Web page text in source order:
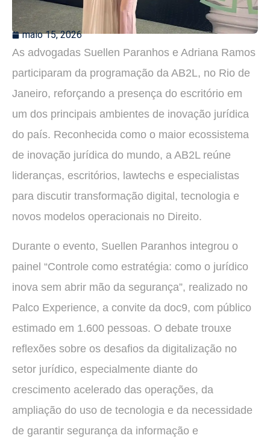
maio 15, 2026
As advogadas Suellen Paranhos e Adriana Ramos
participaram da programação da AB2L, no Rio de
Janeiro, reforçando a presença do escritório em
um dos principais ambientes de inovação jurídica
do país. Reconhecida como o maior ecossistema
de inovação jurídica do mundo, a AB2L reúne
lideranças, escritórios, lawtechs e especialistas
para discutir transformação digital, tecnologia e
novos modelos operacionais no Direito.
Durante o evento, Suellen Paranhos integrou o
painel “Controle como estratégia: como o jurídico
inova sem abrir mão da segurança”, realizado no
Palco Experience, a convite da doc9, com público
estimado em 1.600 pessoas. O debate trouxe
reflexões sobre os desafios da digitalização no
setor jurídico, especialmente diante do
crescimento acelerado das operações, da
ampliação do uso de tecnologia e da necessidade
de garantir segurança da informação e